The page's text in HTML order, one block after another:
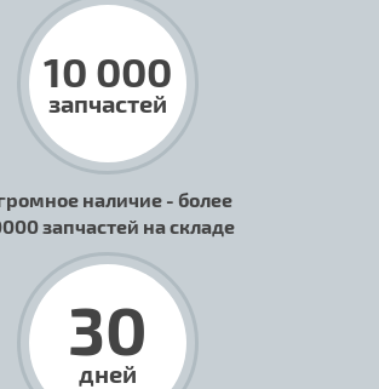
10 000
запчастей
наличие - более
запчастей на складе
30
дней